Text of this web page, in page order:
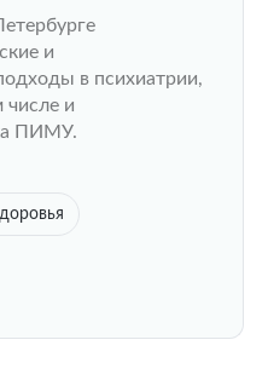
секцию на XVIII
и
в психиатрии,
числе и
ПИМУ.